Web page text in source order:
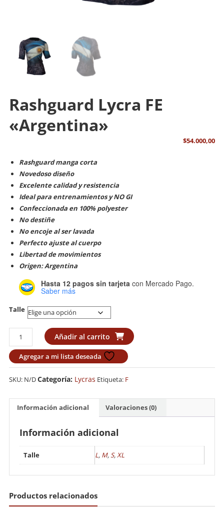
Rashguard Lycra FE
«Argentina»
$54.000,00
Rashguard manga corta
Novedoso diseño
Excelente calidad y resistencia
Ideal para entrenamientos y NO GI
Confeccionada en 100% polyester
No destiñe
No encoje al ser lavada
Perfecto ajuste al cuerpo
Libertad de movimientos
Origen: Argentina
Hasta 12 pagos sin tarjeta con Mercado Pago.
Saber más
Talle
Rashguard
Lycra
FE
"Argentina"
cantidad
Añadir al carrito
Agregar a mi lista deseada
SKU: N/DCategoría: Lycras Etiqueta: F
Información adicional Valoraciones (0)
Información adicional
Talle L, M,S,XL
Productos relacionados